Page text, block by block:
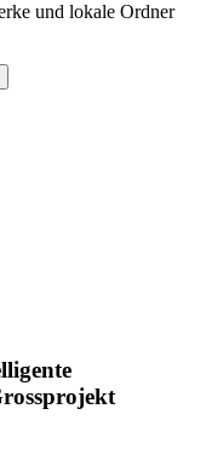
und lokale Ordner